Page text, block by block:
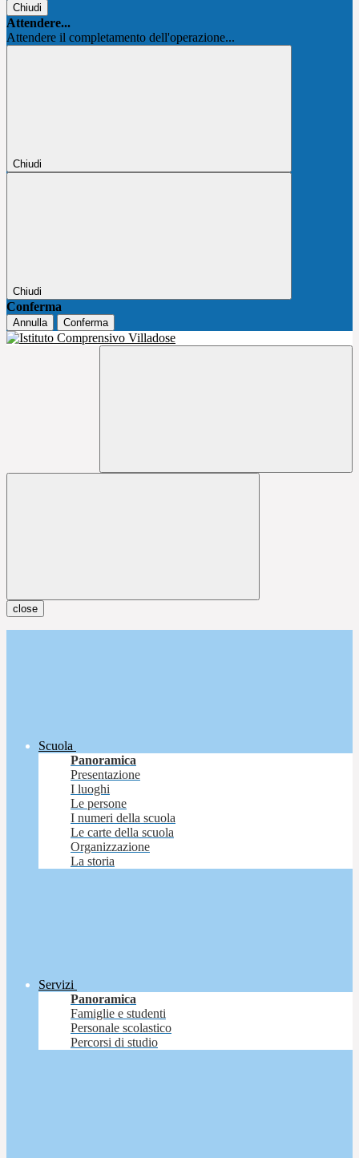
Chiudi
Attendere...
Attendere il completamento dell'operazione...
Chiudi
Chiudi
Conferma
Annulla Conferma
close
Scuola
Panoramica
Presentazione
I luoghi
Le persone
I numeri della scuola
Le carte della scuola
Organizzazione
La storia
Servizi
Panoramica
Famiglie e studenti
Personale scolastico
Percorsi di studio